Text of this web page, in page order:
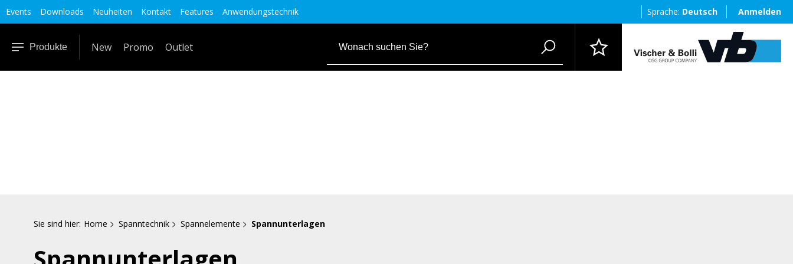
Events Downloads Neuheiten Kontakt Features Anwendungstechnik Sprache: Deutsch Anmelden
Produkte New Promo Outlet
Sie sind hier: Home Spanntechnik Spannelemente Spannunterlagen